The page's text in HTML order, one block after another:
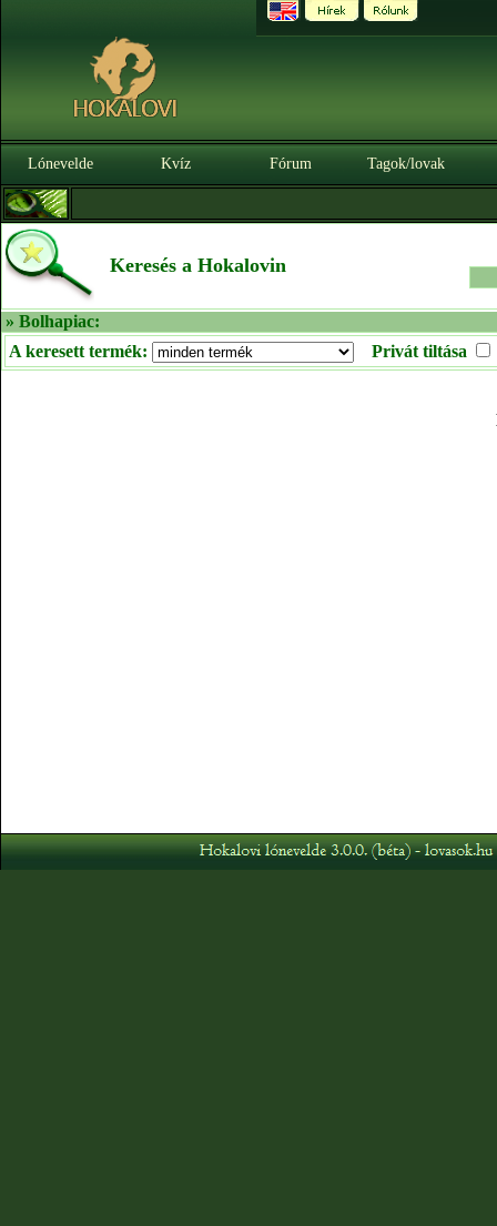
Lónevelde Kvíz Fórum Tagok/lovak
Keresés a Hokalovin
» Bolhapiac:
A keresett termék:
Privát tiltása